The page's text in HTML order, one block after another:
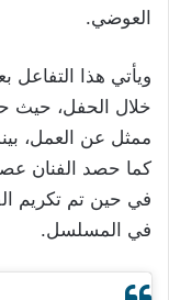
العوضي.
ويأتي هذا
خلال الحفل، حيث
ممثل عن العمل،
كما حصد الفنان
في حين تم تكريم
في المسلسل.